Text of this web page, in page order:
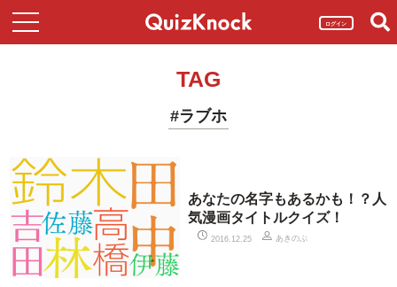
ログイン
TAG
#ラブホ
あなたの名字もあるかも！？人
気漫画タイトルクイズ！
2016.12.25 あきのぶ